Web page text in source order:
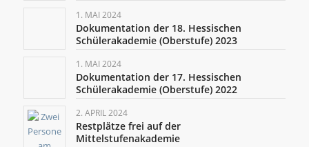
1. MAI 2024
Dokumentation der 18. Hessischen
Schülerakademie (Oberstufe) 2023
1. MAI 2024
Dokumentation der 17. Hessischen
Schülerakademie (Oberstufe) 2022
2. APRIL 2024
Restplätze frei auf der
Mittelstufenakademie